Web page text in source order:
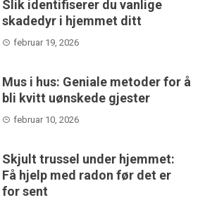
Slik identifiserer du vanlige
skadedyr i hjemmet ditt
februar 19, 2026
Mus i hus: Geniale metoder for å
bli kvitt uønskede gjester
februar 10, 2026
Skjult trussel under hjemmet:
Få hjelp med radon før det er
for sent